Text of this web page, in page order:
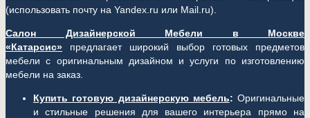
(использовать почту на Yandex.ru или Mail.ru).
Салон Дизайнерской Мебели в Москве
«Катарсис»
предлагает широкий выбор готовых предметов
мебели с оригинальным дизайном и услуги по изготовлению
мебели на заказ.
Купить готовую дизайнерскую мебель: Оригинальные
и стильные решения для вашего интерьера прямо на